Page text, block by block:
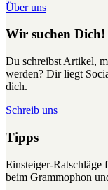
Über uns
Wir suchen Dich!
Du schreibst Artikel,
werden? Dir liegt
dich.
Schreib uns
Tipps
Einsteiger-
beim Grammophon